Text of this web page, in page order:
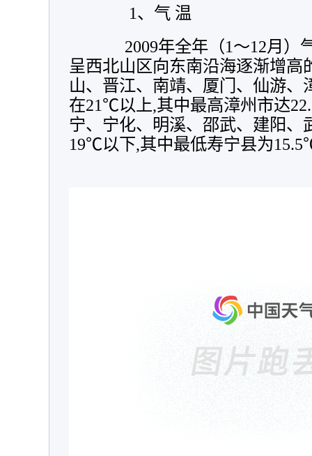
1、气 温
2009年全年（1～12月）
呈西北山区向东南沿海逐渐增高
山、晋江、南靖、厦门、仙游、
在21℃以上,其中最高漳州市达
宁、宁化、明溪、邵武、建阳、
19℃以下,其中最低寿宁县为